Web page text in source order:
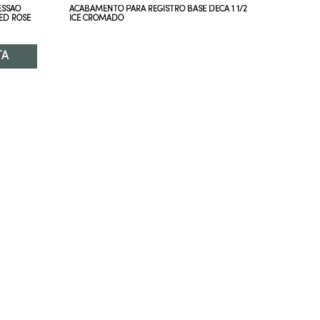
ROSE
ACABAMENTO PARA REGISTRO BASE DECA 1 1/2
ICE CROMADO